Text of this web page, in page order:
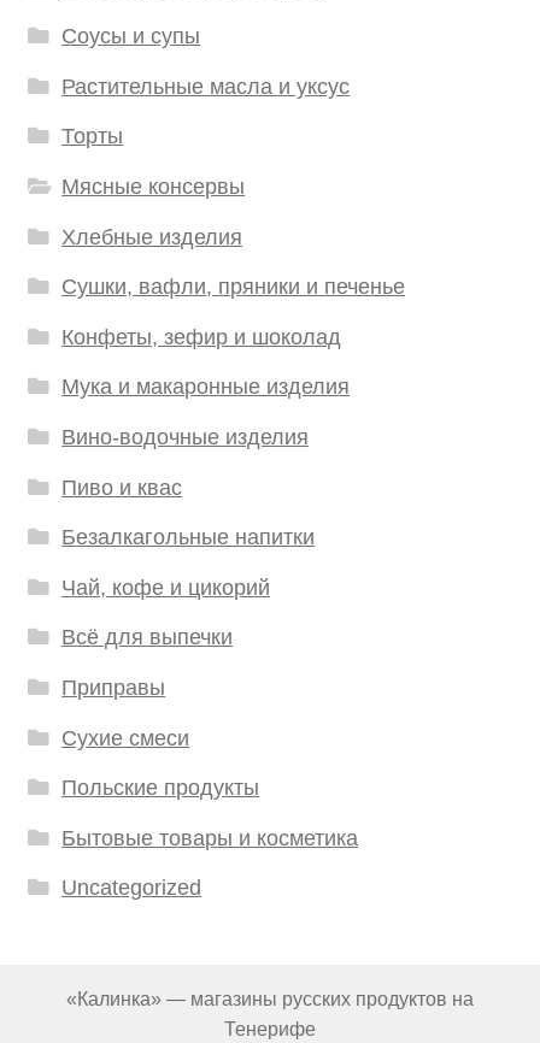
Соусы и супы
Растительные масла и уксус
Торты
Мясные консервы
Хлебные изделия
Сушки, вафли, пряники и печенье
Конфеты, зефир и шоколад
Мука и макаронные изделия
Вино-водочные изделия
Пиво и квас
Безалкагольные напитки
Чай, кофе и цикорий
Всё для выпечки
Приправы
Сухие смеси
Польские продукты
Бытовые товары и косметика
Uncategorized
«Калинка» — магазины русских продуктов на
Тенерифе